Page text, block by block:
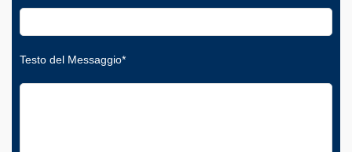
Testo del Messaggio*